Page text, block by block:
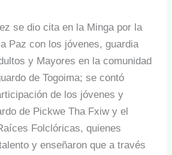
se dio cita en la Minga por la
Paz con los jóvenes, guardia
y Mayores en la comunidad
de Togoima; se contó
de los jóvenes y
de Pickwe Tha Fxiw y el
Folclóricas, quienes
y enseñaron que a través